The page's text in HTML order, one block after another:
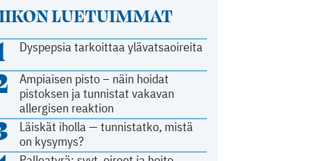
LUETUIMMAT
Dyspepsia tarkoittaa ylävatsaoireita
Ampiaisen pisto – näin hoidat
pistoksen ja tunnistat vakavan
allergisen reaktion
Läiskät iholla — tunnistatko, mistä
on kysymys?